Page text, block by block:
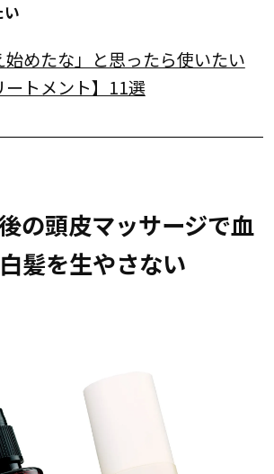
始めたな」と思ったら使いたい
ートメント】11選
の頭皮マッサージで血
髪を生やさない